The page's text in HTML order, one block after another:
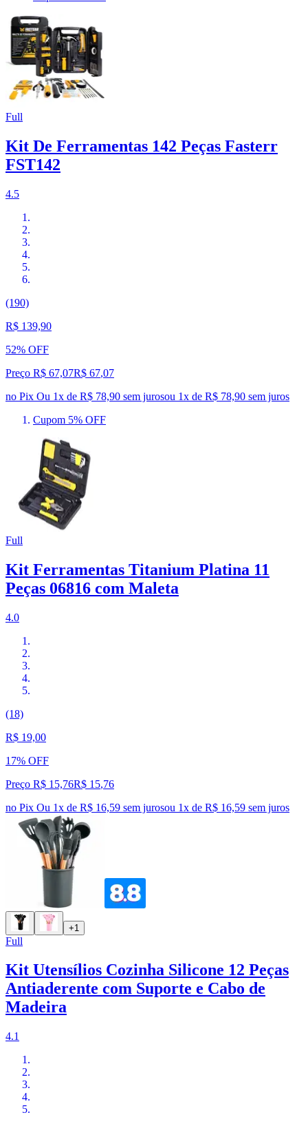
Full
Kit De Ferramentas 142 Peças Fasterr
FST142
4.5
(190)
R$ 139,90
52% OFF
Preço R$ 67,07R$ 67,07
no Pix Ou 1x de R$ 78,90 sem jurosou 1x de R$ 78,90 sem juros
Cupom 5% OFF
Full
Kit Ferramentas Titanium Platina 11
Peças 06816 com Maleta
4.0
(18)
R$ 19,00
17% OFF
Preço R$ 15,76R$ 15,76
no Pix Ou 1x de R$ 16,59 sem jurosou 1x de R$ 16,59 sem juros
+1
Full
Kit Utensílios Cozinha Silicone 12 Peças
Antiaderente com Suporte e Cabo de
Madeira
4.1